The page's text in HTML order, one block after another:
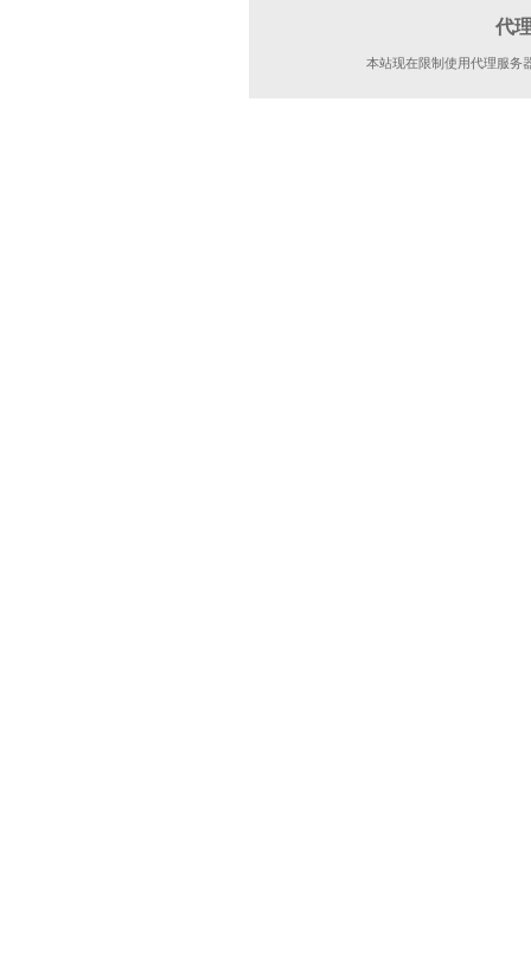
代
本站现在限制使用代理服务